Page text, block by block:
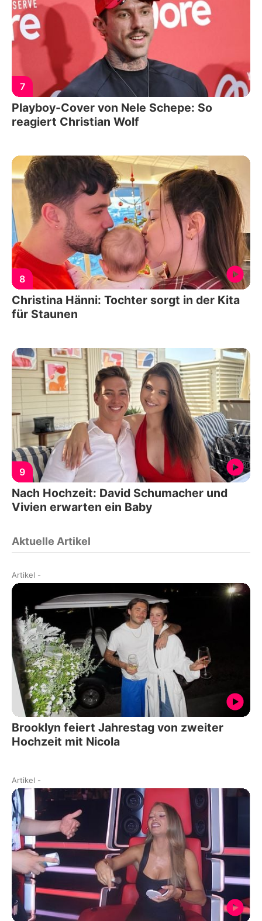
7
Playboy-Cover von Nele Schepe: So
reagiert Christian Wolf
8
Christina Hänni: Tochter sorgt in der Kita
für Staunen
9
Nach Hochzeit: David Schumacher und
Vivien erwarten ein Baby
Aktuelle Artikel
Artikel -
Brooklyn feiert Jahrestag von zweiter
Hochzeit mit Nicola
Artikel -